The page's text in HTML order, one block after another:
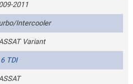
2011
Intercooler
Variant
TDI